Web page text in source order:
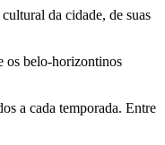
da cidade, de suas
os belo-horizontinos
a cada temporada. Entre